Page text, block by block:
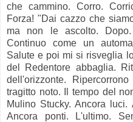
che cammino. Corro.
Forza! "Dai cazzo che
ma non le ascolto. Dopo.
Continuo come un
Salute e poi mi si risveglia
del Redentore abbaglia.
dell'orizzonte.
tragitto noto. Il tempo del
Mulino Stucky. Ancora luci.
Ancora ponti. L'ultimo.